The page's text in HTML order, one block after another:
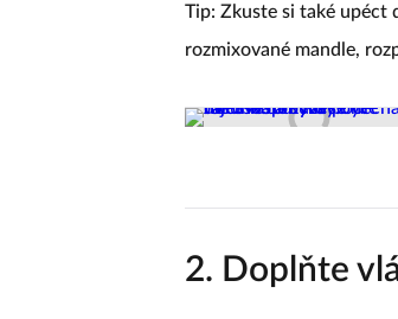
Tip: Zkuste si také upéct
rozmixované mandle,
2. Doplňte